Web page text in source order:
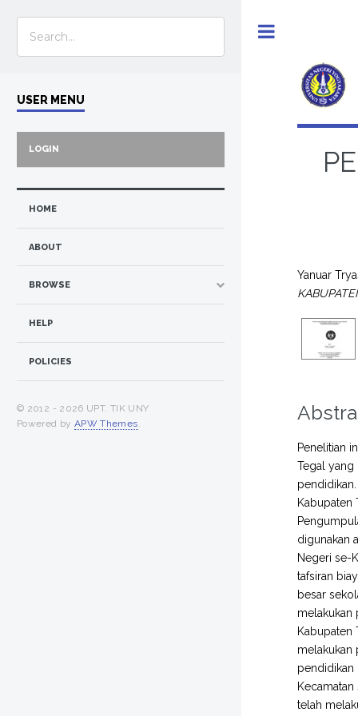
Yanuar
Penelitian
Tegal yang
Kabupaten
digunakan
Negeri se-
tafsiran
besar
melakukan
Kabupaten
melakukan
pendidikan
telah
USER MENU
LOGIN
HOME
ABOUT
BROWSE
HELP
POLICIES
© 2012 - 2026 UPT. TIK UNY
Powered by APW Themes